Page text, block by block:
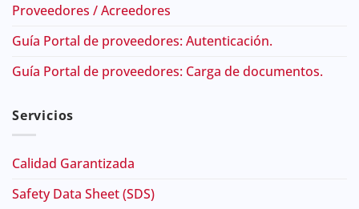
Proveedores / Acreedores
Guía Portal de proveedores: Autenticación.
Guía Portal de proveedores: Carga de documentos.
Servicios
Calidad Garantizada
Safety Data Sheet (SDS)